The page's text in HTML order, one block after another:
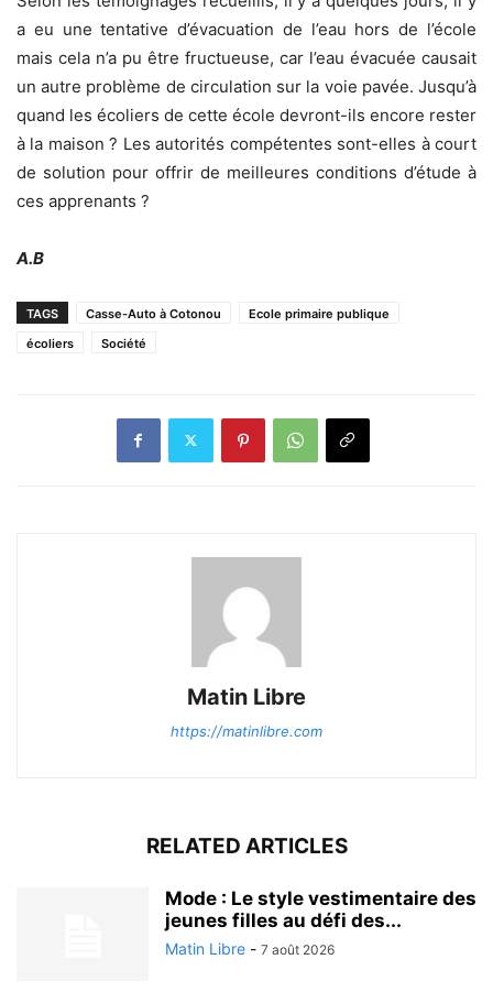
a eu une tentative d’évacuation de l’eau hors de l’école
mais cela n’a pu être fructueuse, car l’eau évacuée causait
un autre problème de circulation sur la voie pavée. Jusqu’à
quand les écoliers de cette école devront-ils encore rester
à la maison ? Les autorités compétentes sont-elles à court
de solution pour offrir de meilleures conditions d’étude à
ces apprenants ?
A.B
TAGS Casse-Auto à Cotonou
Ecole primaire publique
écoliers
Société
Matin Libre
https://matinlibre.com
RELATED ARTICLES
Mode : Le style vestimentaire des
jeunes filles au défi des...
Matin Libre - 7 août 2026